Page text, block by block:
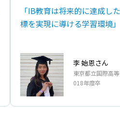
「IB教育は将来的に達成し
標を実現に導ける学習環境」
李 始恩さん
東京都立国際高
018年度卒